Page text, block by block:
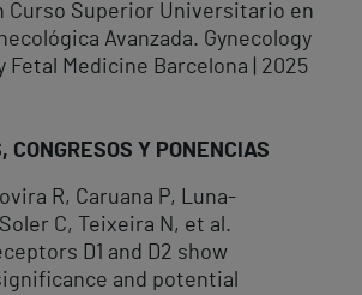
Curso Superior Universitario en
Avanzada. Gynecology
Fetal Medicine Barcelona​ | 2025
CONGRESOS Y PONENCIAS
R, Caruana P, Luna-
C, Teixeira N, et al.
D1 and D2 show
and potential